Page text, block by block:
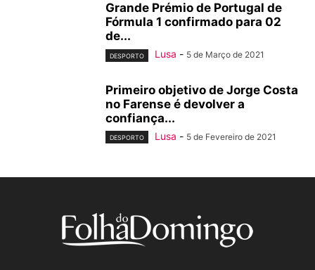
Grande Prémio de Portugal de
Fórmula 1 confirmado para 02
de...
DESPORTO Lusa - 5 de Março de 2021
Primeiro objetivo de Jorge Costa
no Farense é devolver a
confiança...
DESPORTO Lusa - 5 de Fevereiro de 2021